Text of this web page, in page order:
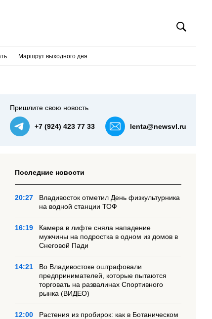
Маршрут выходного дня
Пришлите свою новость
+7 (924) 423 77 33 lenta@newsvl.ru
Последние новости
20:27
Владивосток отметил День физкультурника
на водной станции ТОФ
16:19
Камера в лифте сняла нападение
мужчины на подростка в одном из домов в
Снеговой Пади
14:21
Во Владивостоке оштрафовали
предпринимателей, которые пытаются
торговать на развалинах Спортивного
рынка (ВИДЕО)
12:00
Растения из пробирок: как в Ботаническом